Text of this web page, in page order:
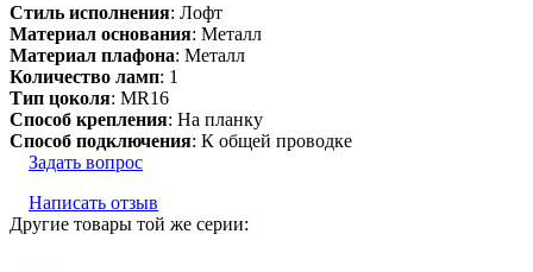
Стиль исполнения: Лофт
Материал основания: Металл
Материал плафона: Металл
Количество ламп: 1
Тип цоколя: MR16
Способ крепления: На планку
Способ подключения: К общей проводке
Задать вопрос
Написать отзыв
Другие товары той же серии: